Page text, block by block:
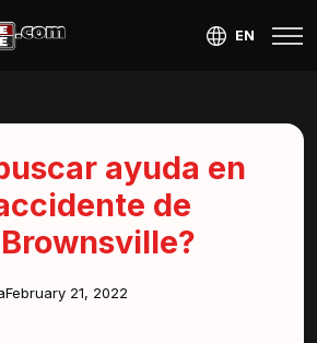
EN
ayuda en
de
February 21, 2022